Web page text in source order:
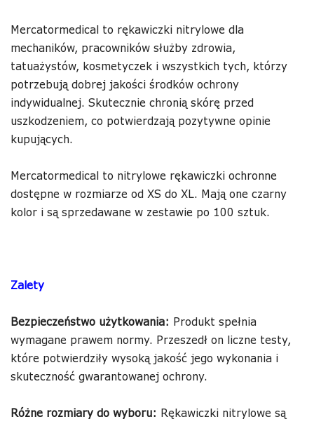
Mercatormedical to rękawiczki nitrylowe dla
mechaników, pracowników służby zdrowia,
tatuażystów, kosmetyczek i wszystkich tych, którzy
potrzebują dobrej jakości środków ochrony
indywidualnej. Skutecznie chronią skórę przed
uszkodzeniem, co potwierdzają pozytywne opinie
kupujących.
Mercatormedical to nitrylowe rękawiczki ochronne
dostępne w rozmiarze od XS do XL. Mają one czarny
kolor i są sprzedawane w zestawie po 100 sztuk.
Zalety
Bezpieczeństwo użytkowania: Produkt spełnia
wymagane prawem normy. Przeszedł on liczne testy,
które potwierdziły wysoką jakość jego wykonania i
skuteczność gwarantowanej ochrony.
Różne rozmiary do wyboru: Rękawiczki nitrylowe są